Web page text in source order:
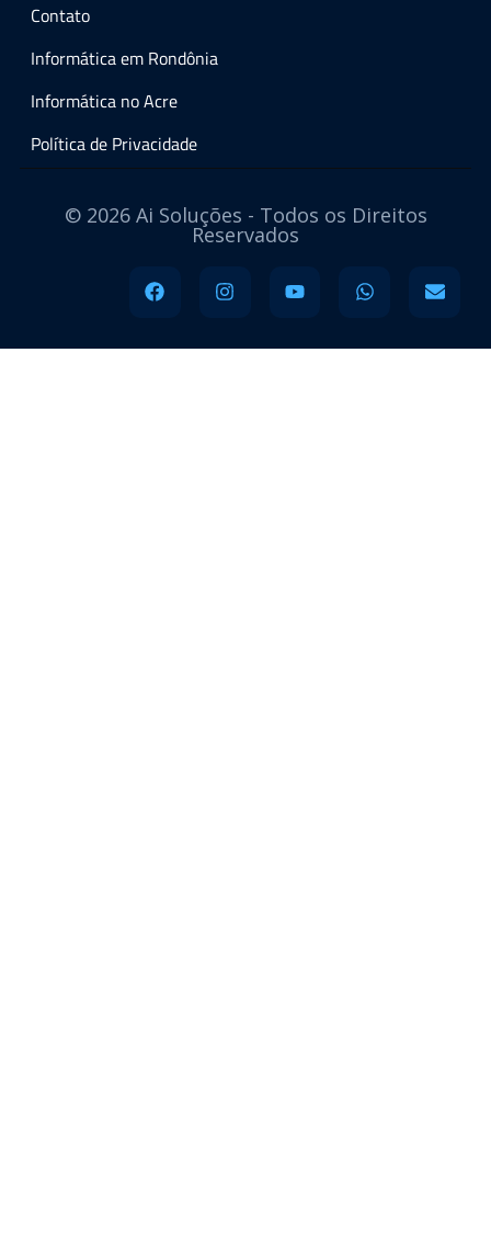
Contato
Informática em Rondônia
Informática no Acre
Política de Privacidade
© 2026 Ai Soluções - Todos os Direitos
Reservados